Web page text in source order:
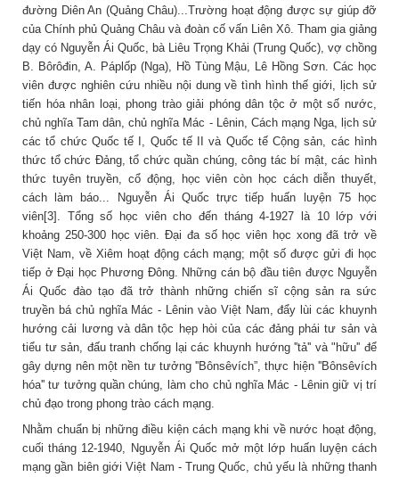
đường Diên An (Quảng Châu)...Trường hoạt động được sự giúp đỡ
của Chính phủ Quảng Châu và đoàn cố vấn Liên Xô. Tham gia giảng
dạy có Nguyễn Ái Quốc, bà Liêu Trọng Khải (Trung Quốc), vợ chồng
B. Bôrôđin, A. Páplốp (Nga), Hồ Tùng Mậu, Lê Hồng Sơn. Các học
viên được nghiên cứu nhiều nội dung về tình hình thế giới, lịch sử
tiến hóa nhân loại, phong trào giải phóng dân tộc ở một số nước,
chủ nghĩa Tam dân, chủ nghĩa Mác - Lênin, Cách mạng Nga, lịch sử
các tổ chức Quốc tế I, Quốc tế II và Quốc tế Cộng sản, các hình
thức tổ chức Đảng, tổ chức quần chúng, công tác bí mật, các hình
thức tuyên truyền, cổ động, học viên còn học cách diễn thuyết,
cách làm báo... Nguyễn Ái Quốc trực tiếp huấn luyện 75 học
viên[3]. Tổng số học viên cho đến tháng 4-1927 là 10 lớp với
khoảng 250-300 học viên. Đại đa số học viên học xong đã trở về
Việt Nam, về Xiêm hoạt động cách mạng; một số được gửi đi học
tiếp ở Đại học Phương Đông. Những cán bộ đầu tiên được Nguyễn
Ái Quốc đào tạo đã trở thành những chiến sĩ cộng sản ra sức
truyền bá chủ nghĩa Mác - Lênin vào Việt Nam, đẩy lùi các khuynh
hướng cải lương và dân tộc hẹp hòi của các đảng phái tư sản và
tiểu tư sản, đấu tranh chống lại các khuynh hướng ''tả'' và "hữu'' để
gây dựng nên một nền tư tưởng ''Bônsêvích”, thực hiện ''Bônsêvích
hóa'' tư tưởng quần chúng, làm cho chủ nghĩa Mác - Lênin giữ vị trí
chủ đạo trong phong trào cách mạng.
Nhằm chuẩn bị những điều kiện cách mạng khi về nước hoạt động,
cuối tháng 12-1940, Nguyễn Ái Quốc mở một lớp huấn luyện cách
mạng gần biên giới Việt Nam - Trung Quốc, chủ yếu là những thanh